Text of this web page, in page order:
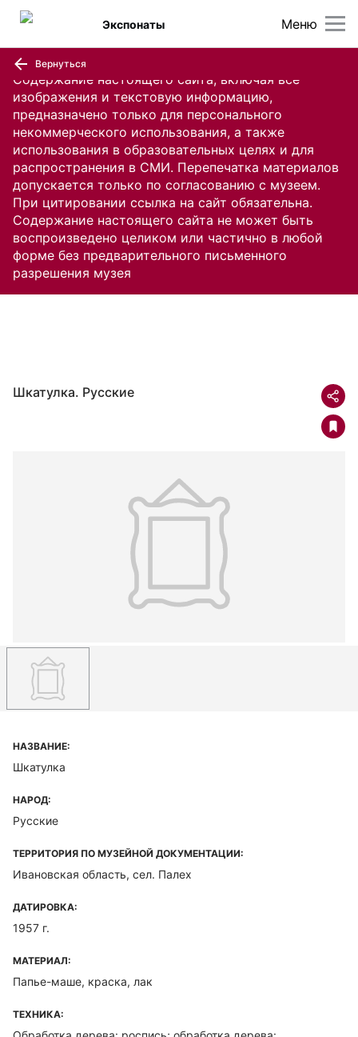
Содержание настоящего сайта, включая все
изображения и текстовую информацию,
предназначено только для персонального
некоммерческого использования, а также
использования в образовательных целях и для
распространения в СМИ. Перепечатка материалов
допускается только по согласованию с музеем.
При цитировании ссылка на сайт обязательна.
Содержание настоящего сайта не может быть
воспроизведено целиком или частично в любой
форме без предварительного письменного
разрешения музея
Меню
Экспонаты
Вернуться
Шкатулка. Русские
НАЗВАНИЕ:
Шкатулка
НАРОД:
Русские
ТЕРРИТОРИЯ ПО МУЗЕЙНОЙ ДОКУМЕНТАЦИИ:
Ивановская область, сел. Палех
ДАТИРОВКА:
1957 г.
МАТЕРИАЛ:
Папье-маше, краска, лак
ТЕХНИКА: